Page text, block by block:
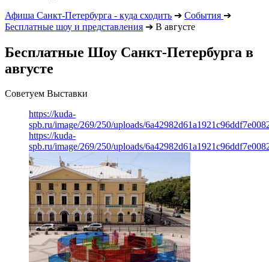
Афиша Санкт-Петербурга - куда сходить ➔ События ➔
Бесплатные шоу и представления ➔ В августе
Бесплатные Шоу Санкт-Петербурга в
августе
Советуем Выставки
https://kuda-
spb.ru/image/269/250/uploads/
https://kuda-
spb.ru/image/269/250/uploads/